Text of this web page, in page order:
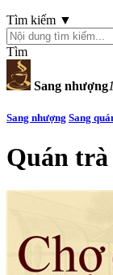
Tìm kiếm ▼
Tìm
Sang nhượng
Sang nhượng Sang
Quán